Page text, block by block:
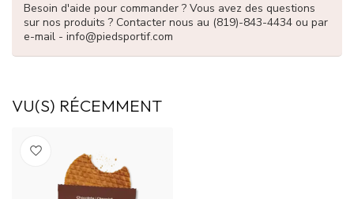
Besoin d'aide pour commander ? Vous avez des questions
sur nos produits ? Contacter nous au (819)-843-4434 ou par
e-mail - info@piedsportif.com
VU(S) RÉCEMMENT